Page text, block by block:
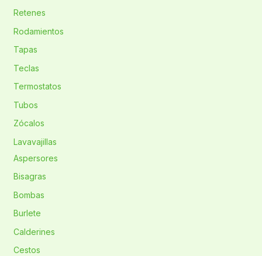
Retenes
Rodamientos
Tapas
Teclas
Termostatos
Tubos
Zócalos
Lavavajillas
Aspersores
Bisagras
Bombas
Burlete
Calderines
Cestos